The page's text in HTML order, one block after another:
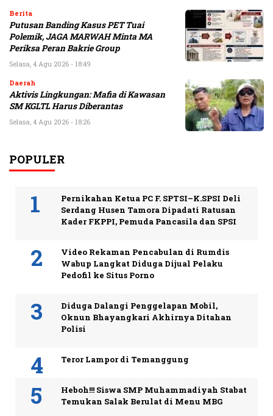
Berita
Putusan Banding Kasus PET Tuai
Polemik, JAGA MARWAH Minta MA
Periksa Peran Bakrie Group
Selasa, 4 Agu 2026 - 18:49
Daerah
Aktivis Lingkungan: Mafia di Kawasan
SM KGLTL Harus Diberantas
Selasa, 4 Agu 2026 - 18:26
POPULER
Pernikahan Ketua PC F. SPTSI–K.SPSI Deli
Serdang Husen Tamora Dipadati Ratusan
Kader FKPPI, Pemuda Pancasila dan SPSI
Video Rekaman Pencabulan di Rumdis
Wabup Langkat Diduga Dijual Pelaku
Pedofil ke Situs Porno
Diduga Dalangi Penggelapan Mobil,
Oknun Bhayangkari Akhirnya Ditahan
Polisi
Teror Lampor di Temanggung
Heboh!!! Siswa SMP Muhammadiyah Stabat
Temukan Salak Berulat di Menu MBG